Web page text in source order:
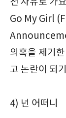
Go My Girl
의혹을 제기
고 논란이 되
4) 넌 어떠니